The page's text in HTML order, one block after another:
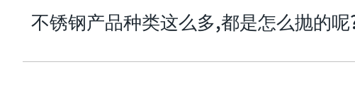
不锈钢产品种类这么多,都是怎么抛的呢